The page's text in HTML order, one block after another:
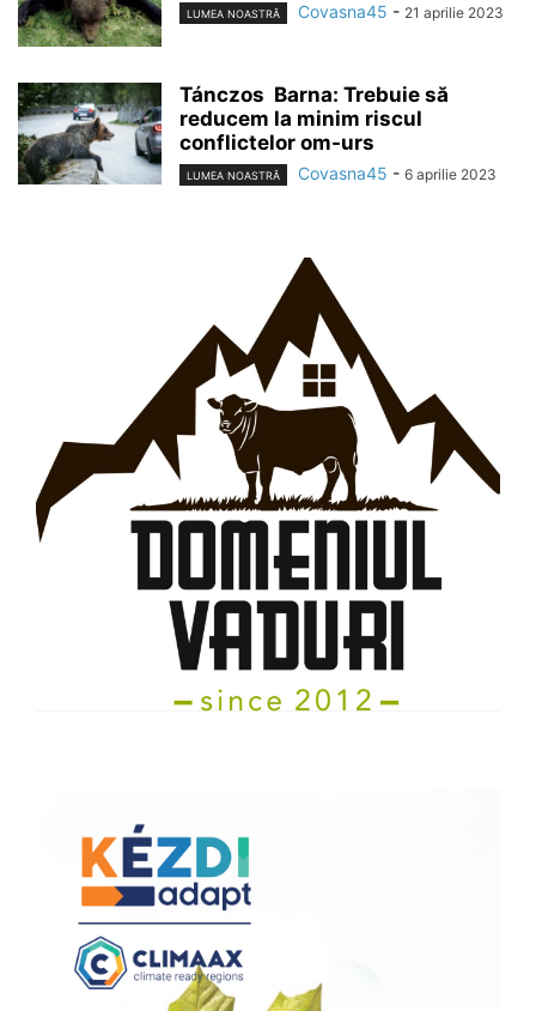
LUMEA NOASTRĂ Covasna45 - 21 aprilie 2023
Tánczos Barna: Trebuie să
reducem la minim riscul
conflictelor om-urs
LUMEA NOASTRĂ Covasna45 - 6 aprilie 2023